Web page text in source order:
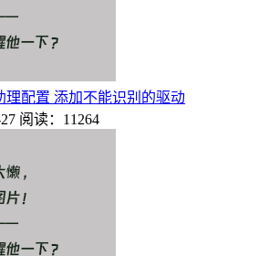
理配置 添加不能识别的驱动
阅读：11264